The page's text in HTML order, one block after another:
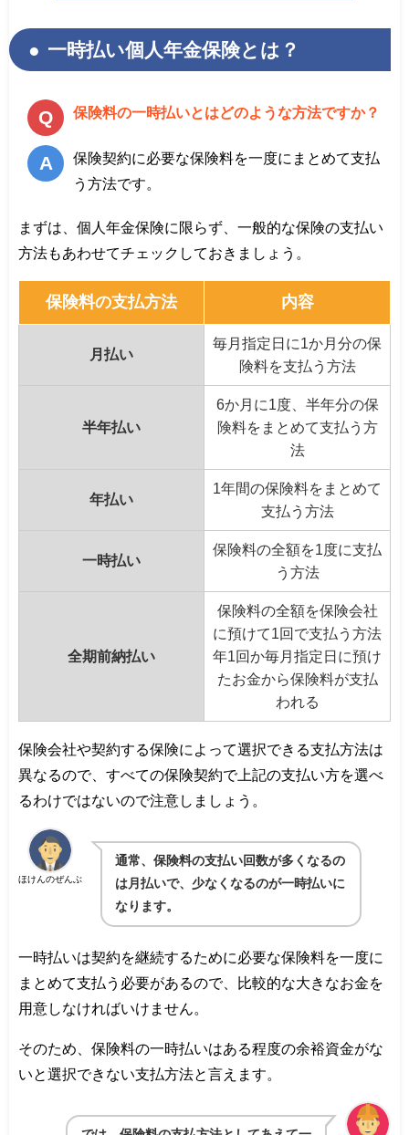
一時払い個人年金保険とは？
保険料の一時払いとはどのような方法ですか？
保険契約に必要な保険料を一度にまとめて支払
う方法です。
まずは、個人年金保険に限らず、一般的な保険の支払い
方法もあわせてチェックしておきましょう。
保険料の支払方法 内容
月払い
毎月指定日に1か月分の保
険料を支払う方法
半年払い
6か月に1度、半年分の保
険料をまとめて支払う方
法
年払い
1年間の保険料をまとめて
支払う方法
一時払い
保険料の全額を1度に支払
う方法
全期前納払い
保険料の全額を保険会社
に預けて1回で支払う方法
年1回か毎月指定日に預け
たお金から保険料が支払
われる
保険会社や契約する保険によって選択できる支払方法は
異なるので、すべての保険契約で上記の支払い方を選べ
るわけではないので注意しましょう。
ほけんのぜんぶ
通常、保険料の支払い回数が多くなるの
は月払いで、少なくなるのが一時払いに
なります。
一時払いは契約を継続するために必要な保険料を一度に
まとめて支払う必要があるので、比較的な大きなお金を
用意しなければいけません。
そのため、保険料の一時払いはある程度の余裕資金がな
いと選択できない支払方法と言えます。